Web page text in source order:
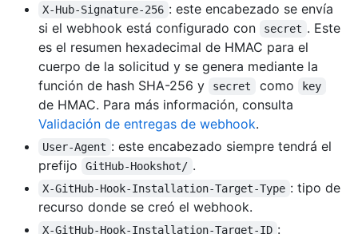
X-Hub-Signature-256 : este encabezado se envía
si el webhook está configurado con
secret . Este
es el resumen hexadecimal de HMAC para el
cuerpo de la solicitud y se genera mediante la
función de hash SHA-256 y
secret como key
de HMAC. Para más información, consulta
Validación de entregas de webhook.
User-Agent : este encabezado siempre tendrá el
prefijo
GitHub-Hookshot/ .
X-GitHub-Hook-Installation-Target-Type : tipo de
recurso donde se creó el webhook.
X-GitHub-Hook-Installation-Target-ID :